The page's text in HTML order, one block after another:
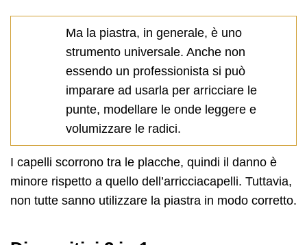
Ma la piastra, in generale, è uno
strumento universale. Anche non
essendo un professionista si può
imparare ad usarla per arricciare le
punte, modellare le onde leggere e
volumizzare le radici.
I capelli scorrono tra le placche, quindi il danno è
minore rispetto a quello dell’arricciacapelli. Tuttavia,
non tutte sanno utilizzare la piastra in modo corretto.